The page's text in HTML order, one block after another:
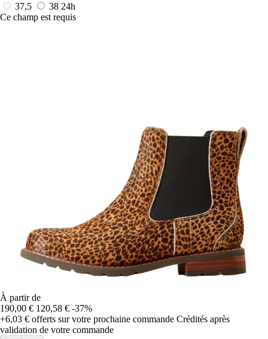
37,5
38 24h
Ce champ est requis
À partir de
190,00 € 120,58 € -37%
+6,03 € offerts sur votre prochaine commande Crédités après
validation de votre commande